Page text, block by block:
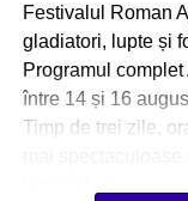
Festivalul Roman
gladiatori, lupte și
Programul
între 14 și 16
Timp de trei zile,